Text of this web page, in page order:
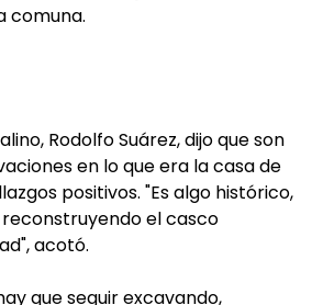
comuna.
Rodolfo Suárez, dijo que son
en lo que era la casa de
positivos. "Es algo histórico,
el casco
acotó.
que seguir excavando,